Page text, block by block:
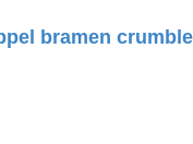
bramen crumble